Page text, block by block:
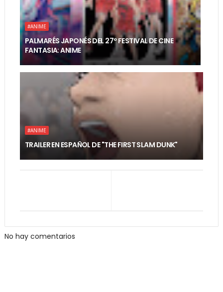
#ANIME
PALMARÉS JAPONÉS DEL 27º FESTIVAL DE CINE
FANTASIA: ANIME
#ANIME
TRAILER EN ESPAÑOL DE "THE FIRST SLAM DUNK"
No hay comentarios